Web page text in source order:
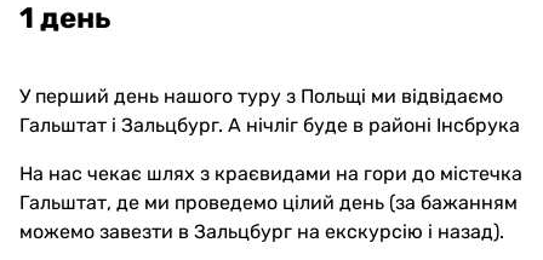
1 день
У перший день нашого туру з Польщі ми відвідаємо
Гальштат і Зальцбург. А нічліг буде в районі Інсбрука
На нас чекає шлях з краєвидами на гори до містечка
Гальштат, де ми проведемо цілий день (за бажанням
можемо завезти в Зальцбург на екскурсію і назад).